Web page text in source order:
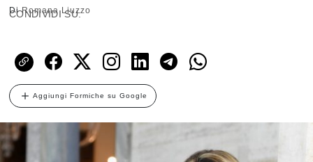
DiRomana Liuzzo
CONDIVIDI SU:
Aggiungi Formiche su Google